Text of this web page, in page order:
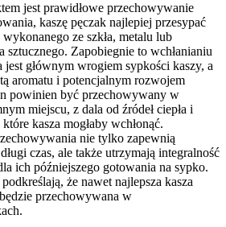
jest prawidłowe przechowywanie
kaszę pęczak najlepiej przesypać
ze szkła, metalu lub
Zapobiegnie to wchłanianiu
głównym wrogiem sypkości kaszy, a
aromatu i potencjalnym rozwojem
powinien być przechowywany w
miejscu, z dala od źródeł ciepła i
kasza mogłaby wchłonąć.
nie tylko zapewnią
czas, ale także utrzymają integralność
ich późniejszego gotowania na sypko.
że nawet najlepsza kasza
przechowywana w